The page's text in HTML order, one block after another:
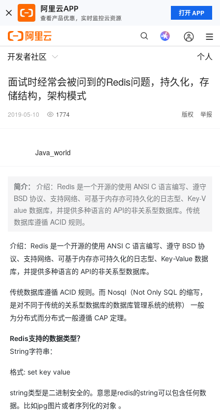
打开 APP
开发者社区 个人
面试时经常会被问到的Redis问题，持久化，存
储结构，架构模式
2019-05-10 1774 版权 举报
Java_world
简介：
介绍：Redis 是一个开源的使用 ANSI C 语言编写、遵守
BSD 协议、支持网络、可基于内存亦可持久化的日志型、Key-V
alue 数据库，并提供多种语言的 API的非关系型数据库。传统
数据库遵循 ACID 规则。
介绍：Redis 是一个开源的使用 ANSI C 语言编写、遵守 BSD 协
议、支持网络、可基于内存亦可持久化的日志型、Key-Value 数据
库，并提供多种语言的 API的非关系型数据库。
传统数据库遵循 ACID 规则。而 Nosql（Not Only SQL 的缩写，
是对不同于传统的关系型数据库的数据库管理系统的统称） 一般
为分布式而分布式一般遵循 CAP 定理。
Redis支持的数据类型？
String字符串：
格式: set key value
string类型是二进制安全的。意思是redis的string可以包含任何数
据。比如jpg图片或者序列化的对象 。